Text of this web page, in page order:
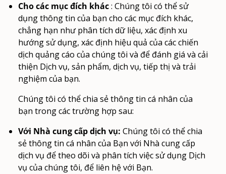
Cho các mục đích khác: Chúng tôi có thể sử
dụng thông tin của bạn cho các mục đích khác,
chẳng hạn như phân tích dữ liệu, xác định xu
hướng sử dụng, xác định hiệu quả của các chiến
dịch quảng cáo của chúng tôi và để đánh giá và cải
thiện Dịch vụ, sản phẩm, dịch vụ, tiếp thị và trải
nghiệm của bạn.
Chúng tôi có thể chia sẻ thông tin cá nhân của
bạn trong các trường hợp sau:
Với Nhà cung cấp dịch vụ: Chúng tôi có thể chia
sẻ thông tin cá nhân của Bạn với Nhà cung cấp
dịch vụ để theo dõi và phân tích việc sử dụng Dịch
vụ của chúng tôi, để liên hệ với Bạn.